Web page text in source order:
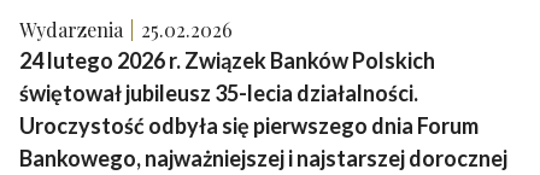
Wydarzenia 25.02.2026
24 lutego 2026 r. Związek Banków Polskich
świętował jubileusz 35-lecia działalności.
Uroczystość odbyła się pierwszego dnia Forum
Bankowego, najważniejszej i najstarszej dorocznej